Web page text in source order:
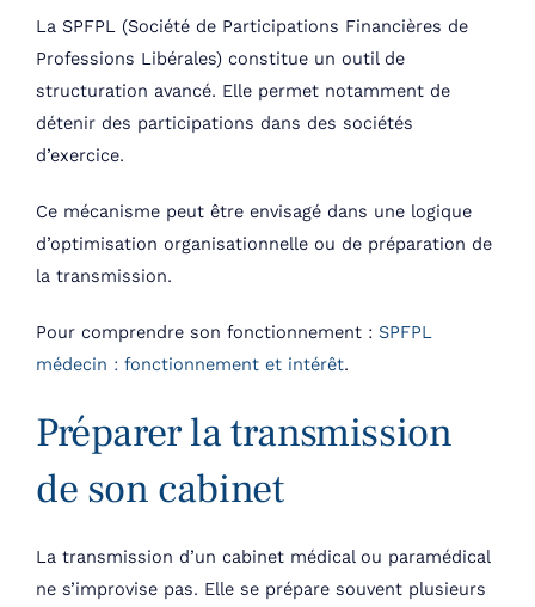
La SPFPL (Société de Participations Financières de
Professions Libérales) constitue un outil de
structuration avancé. Elle permet notamment de
détenir des participations dans des sociétés
d’exercice.
Ce mécanisme peut être envisagé dans une logique
d’optimisation organisationnelle ou de préparation de
la transmission.
Pour comprendre son fonctionnement : SPFPL
médecin : fonctionnement et intérêt.
Préparer la transmission
de son cabinet
La transmission d’un cabinet médical ou paramédical
ne s’improvise pas. Elle se prépare souvent plusieurs